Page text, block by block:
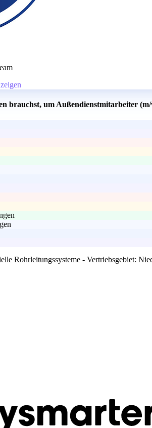
brauchst, um Außendienstmitarbeiter
Rohrleitungssysteme - Vertriebsgebiet: